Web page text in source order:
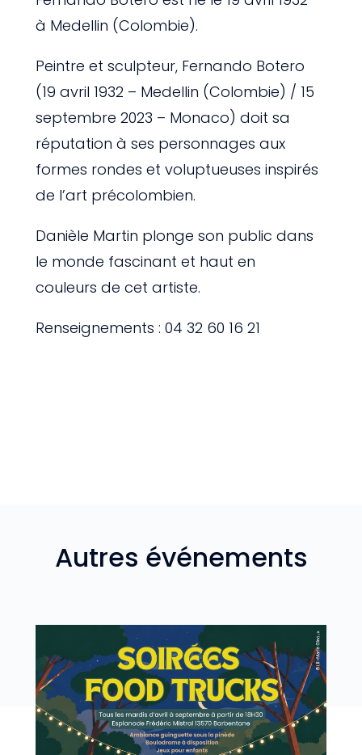
à Medellin (Colombie).
Peintre et sculpteur, Fernando Botero
(19 avril 1932 – Medellin (Colombie) / 15
septembre 2023 – Monaco) doit sa
réputation à ses personnages aux
formes rondes et voluptueuses inspirés
de l’art précolombien.
Danièle Martin plonge son public dans
le monde fascinant et haut en
couleurs de cet artiste.
Renseignements : 04 32 60 16 21
Autres événements